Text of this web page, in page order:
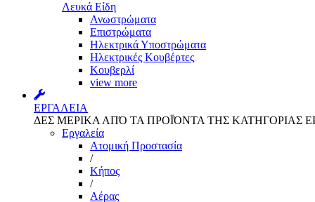
Λευκά Είδη
Ανωστρώματα
Επιστρώματα
Ηλεκτρικά Υποστρώματα
Ηλεκτρικές Κουβέρτες
Κουβερλί
view more
ΕΡΓΑΛΕΙΑ
ΔΕΣ ΜΕΡΙΚΑ ΑΠΌ ΤΑ ΠΡΟΪΌΝΤΑ ΤΗΣ ΚΑΤΗΓΟΡΙΑΣ
Εργαλεία
Aτομική Προστασία
/
Kήπος
/
Αέρας